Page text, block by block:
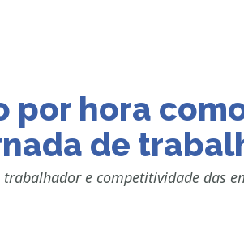
por hora
de
e competitividade das